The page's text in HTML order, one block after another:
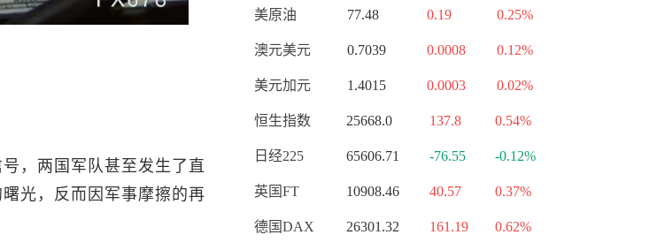
，两国军队甚至发生了直
光，反而因军事摩擦的再
美原油 77.48 0.19 0.25%
澳元美元 0.7039 0.0008 0.12%
美元加元 1.4015 0.0003 0.02%
恒生指数 25668.0 137.8 0.54%
日经225 65606.71 -76.55 -0.12%
英国FT 10908.46 40.57 0.37%
德国DAX 26301.32 161.19 0.62%